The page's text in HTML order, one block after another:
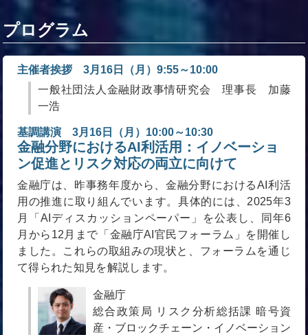
プログラム
主催者挨拶 3月16日（月）9:55～10:00
一般社団法人金融財政事情研究会 理事長 加藤
一浩
基調講演 3月16日（月）10:00～10:30
金融分野におけるAI利活用：イノベーショ
ン促進とリスク対応の両立に向けて
金融庁は、昨事務年度から、金融分野におけるAI利活
用の推進に取り組んでいます。具体的には、2025年3
月「AIディスカッションペーパー」を公表し、同年6
月から12月まで「金融庁AI官民フォーラム」を開催し
ました。これらの取組みの現状と、フォーラムを通じ
て得られた知見を解説します。
金融庁
総合政策局 リスク分析総括課 暗号資
産・ブロックチェーン・イノベーション